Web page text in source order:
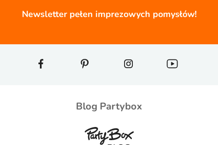
Newsletter pełen imprezowych pomysłów!
Blog Partybox